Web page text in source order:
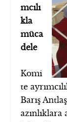
mcılı
kla
müca
dele
Komi
te
Barış